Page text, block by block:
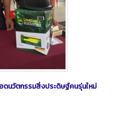
ดนวัตกรรมสิ่งประดิษฐ์คนรุ่นใหม่